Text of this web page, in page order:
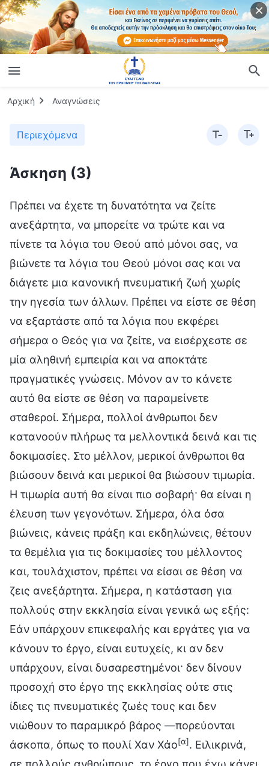
Αρχική Αναγνώσεις
Περιεχόμενα
Άσκηση (3)
Πρέπει να έχετε τη δυνατότητα να ζείτε
ανεξάρτητα, να μπορείτε να τρώτε και να
πίνετε τα λόγια του Θεού από μόνοι σας, να
βιώνετε τα λόγια του Θεού μόνοι σας και να
διάγετε μια κανονική πνευματική ζωή χωρίς
την ηγεσία των άλλων. Πρέπει να είστε σε θέση
να εξαρτάστε από τα λόγια που εκφέρει
σήμερα ο Θεός για να ζείτε, να εισέρχεστε σε
μία αληθινή εμπειρία και να αποκτάτε
πραγματικές γνώσεις. Μόνον αν το κάνετε
αυτό θα είστε σε θέση να παραμείνετε
σταθεροί. Σήμερα, πολλοί άνθρωποι δεν
κατανοούν πλήρως τα μελλοντικά δεινά και τις
δοκιμασίες. Στο μέλλον, μερικοί άνθρωποι θα
βιώσουν δεινά και μερικοί θα βιώσουν τιμωρία.
Η τιμωρία αυτή θα είναι πιο σοβαρή· θα είναι η
έλευση των γεγονότων. Σήμερα, όλα όσα
βιώνεις, κάνεις πράξη και εκδηλώνεις, θέτουν
τα θεμέλια για τις δοκιμασίες του μέλλοντος
και, τουλάχιστον, πρέπει να είσαι σε θέση να
ζεις ανεξάρτητα. Σήμερα, η κατάσταση για
πολλούς στην εκκλησία είναι γενικά ως εξής:
Εάν υπάρχουν επικεφαλής και εργάτες για να
κάνουν το έργο, είναι ευτυχείς, κι αν δεν
υπάρχουν, είναι δυσαρεστημένοι· δεν δίνουν
προσοχή στο έργο της εκκλησίας ούτε στις
ίδιες τις πνευματικές ζωές τους και δεν
νιώθουν το παραμικρό βάρος —πορεύονται
άσκοπα, όπως το πουλί Χαν Χάο[α]. Ειλικρινά,